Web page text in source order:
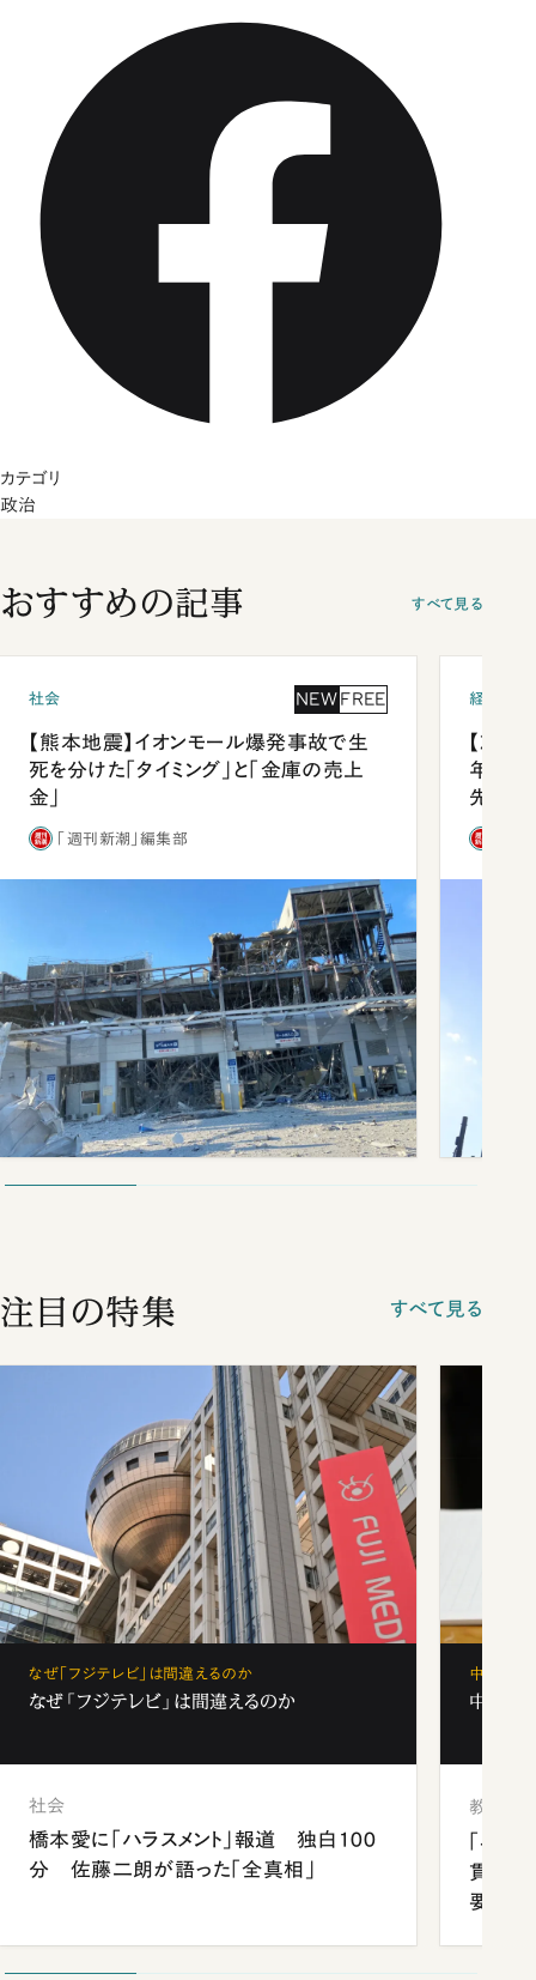
カテゴリ
政治
おすすめの記事 すべて見る
社会 NEW FREE
【熊本地震】イオンモール爆発事故で生
死を分けた「タイミング」と「金庫の売上
金」
「週刊新潮」編集部
経済・ビ
【就活
年会は
先1位
注目の特集 すべて見る
なぜ「フジテレビ」は間違えるのか
なぜ「フジテレビ」は間違えるのか
社会
橋本愛に「ハラスメント」報道 独白100
分 佐藤二朗が語った「全真相」
中学受験
中学受
教育
「早
貫校へ
要だっ